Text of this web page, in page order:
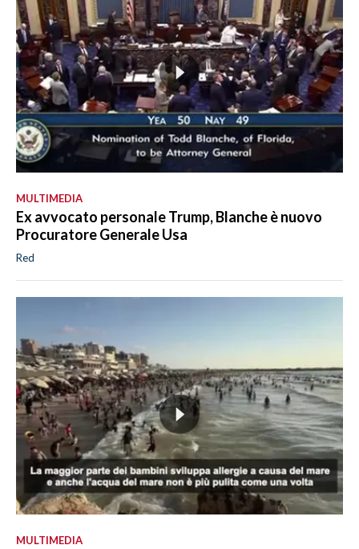
MULTIMEDIA
Ex avvocato personale Trump, Blanche è nuovo
Procuratore Generale Usa
Red
MULTIMEDIA